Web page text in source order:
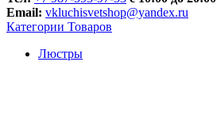
Email: vkluchisvetshop@yandex.ru
Категории Товаров
Люстры